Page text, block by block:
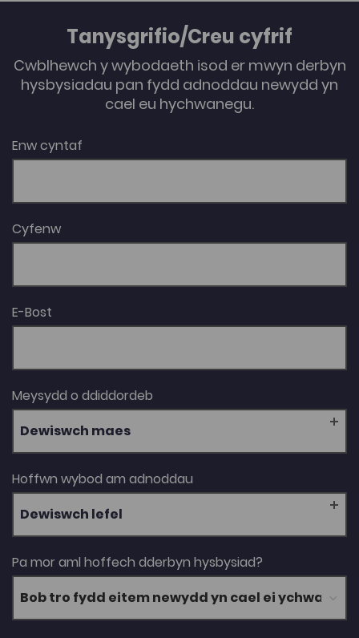
Tanysgrifio/Creu cyfrif
Cwblhewch y wybodaeth isod er mwyn derbyn
hysbysiadau pan fydd adnoddau newydd yn
cael eu hychwanegu.
Enw cyntaf
Cyfenw
E-Bost
Meysydd o ddiddordeb
Dewiswch maes
Hoffwn wybod am adnoddau
Dewiswch lefel
Pa mor aml hoffech dderbyn hysbysiad?